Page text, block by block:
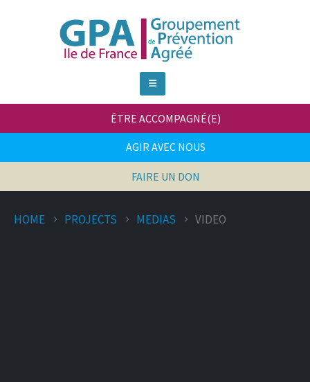
ÊTRE ACCOMPAGNÉ(E)
AGIR AVEC NOUS
FAIRE UN DON
HOME PROJECTS MEDIAS VIDEO